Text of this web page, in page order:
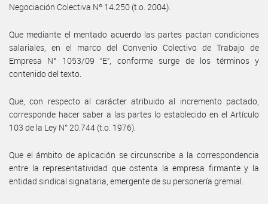
Negociación Colectiva Nº 14.250 (t.o. 2004).
Que mediante el mentado acuerdo las partes pactan condiciones
salariales, en el marco del Convenio Colectivo de Trabajo de
Empresa N° 1053/09 “E”, conforme surge de los términos y
contenido del texto.
Que, con respecto al carácter atribuido al incremento pactado,
corresponde hacer saber a las partes lo establecido en el Artículo
103 de la Ley N° 20.744 (t.o. 1976).
Que el ámbito de aplicación se circunscribe a la correspondencia
entre la representatividad que ostenta la empresa firmante y la
entidad sindical signataria, emergente de su personería gremial.